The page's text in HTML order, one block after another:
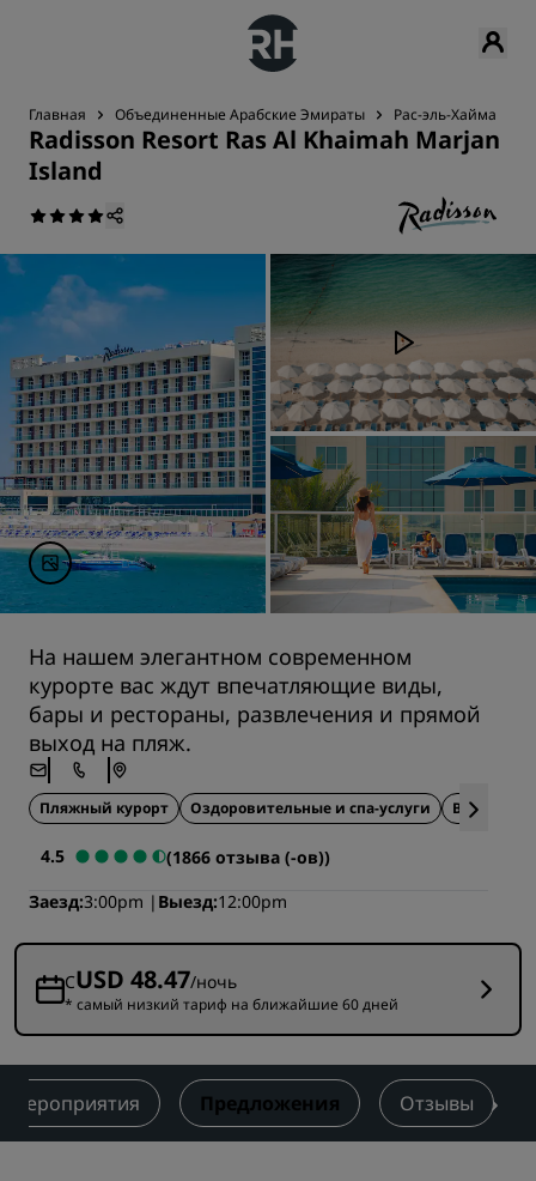
Главная Объединенные Арабские Эмираты Рас-эль-Хайма
Radisson Resort Ras Al Khaimah Marjan
Island
На нашем элегантном современном
курорте вас ждут впечатляющие виды,
бары и рестораны, развлечения и прямой
выход на пляж.
Пляжный курорт Оздоровительные и спа-услуги Все
4.5
(1866 отзыва (-ов))
Заезд 3:00pm Выезд 12:00pm
СUSD 48.47/ночь
* самый низкий тариф на ближайшие 60 дней
Мероприятия Предложения Отзывы